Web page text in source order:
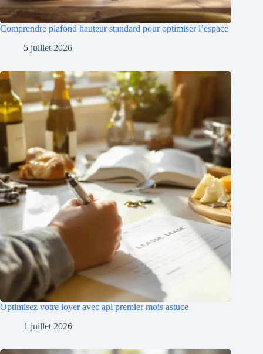
Comprendre plafond hauteur standard pour optimiser l’espace
5 juillet 2026
Optimisez votre loyer avec apl premier mois astuce
1 juillet 2026